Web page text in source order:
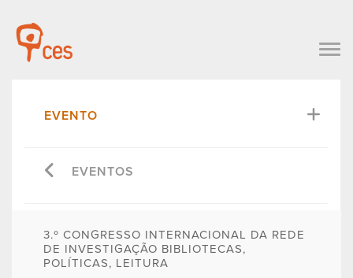
EVENTO
EVENTOS
3.º CONGRESSO INTERNACIONAL DA REDE
DE INVESTIGAÇÃO BIBLIOTECAS,
POLÍTICAS, LEITURA